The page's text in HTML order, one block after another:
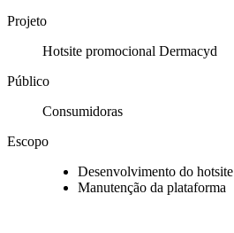
Projeto
Hotsite promocional Dermacyd
Público
Consumidoras
Escopo
Desenvolvimento do hotsite
Manutenção da plataforma